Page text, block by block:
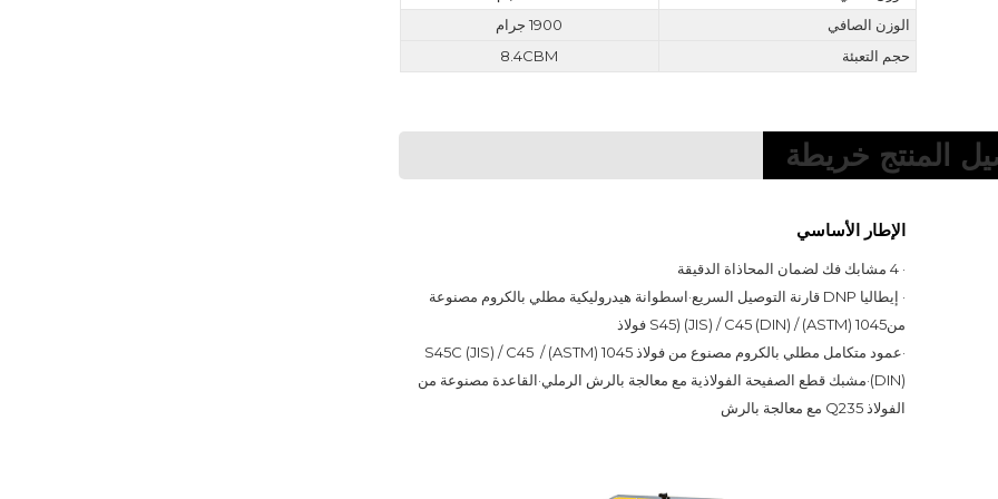
الوزن الصافي
1900 جرام
حجم التعبئة
8.4CBM
المنتج خريطة
الإطار الأساسي
· 4 مشابك فك لضمان المحاذاة الدقيقة
· إيطاليا DNP قارنة التوصيل السريع
·
من1045 (ASTM) / S45) (JIS) / C45 (DIN) فولاذ
·
عمود متكامل مطلي بالكروم مصنوع من فولاذ 1045 (ASTM) / S45C (JIS) / C45
(DIN)
·مشبك قطع الصفيحة الفولاذية مع معالجة بالرش الرملي·
الفولاذ Q235 مع معالجة بالرش